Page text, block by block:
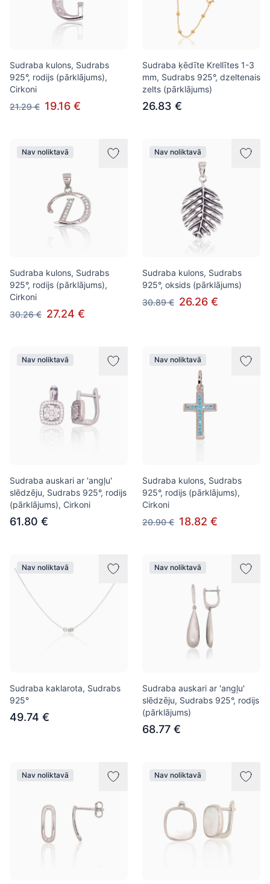
Sudraba kulons, Sudrabs
925°, rodijs (pārklājums),
Cirkoni
21.29 € 19.16 €
Sudraba ķēdīte Krellītes 1-3
mm, Sudrabs 925°, dzeltenais
zelts (pārklājums)
26.83 €
Nav noliktavā
Sudraba kulons, Sudrabs
925°, rodijs (pārklājums),
Cirkoni
30.26 € 27.24 €
Nav noliktavā
Sudraba kulons, Sudrabs
925°, oksids (pārklājums)
30.89 € 26.26 €
Nav noliktavā
Sudraba auskari ar 'angļu'
slēdzēju, Sudrabs 925°, rodijs
(pārklājums), Cirkoni
61.80 €
Nav noliktavā
Sudraba kulons, Sudrabs
925°, rodijs (pārklājums),
Cirkoni
20.90 € 18.82 €
Nav noliktavā
Sudraba kaklarota, Sudrabs
925°
49.74 €
Nav noliktavā
Sudraba auskari ar 'angļu'
slēdzēju, Sudrabs 925°, rodijs
(pārklājums)
68.77 €
Nav noliktavā Nav noliktavā